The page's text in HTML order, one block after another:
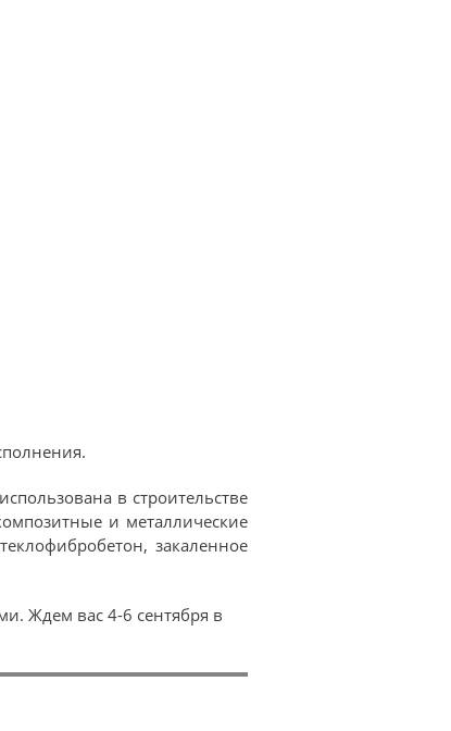
в строительстве
и металлические
закаленное
Ждем вас 4-6 сентября в